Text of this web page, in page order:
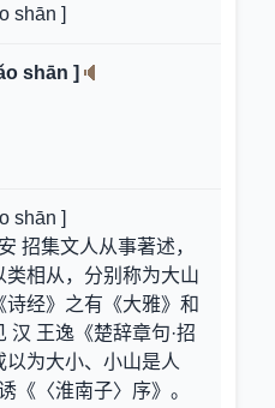
shān ]
shān ]
shān ]
招集文人从事著述，
类相从，分别称为大山
诗经》之有《大雅》和
汉 王逸《楚辞章句·招
以为大小、小山是人
《〈淮南子〉序》。